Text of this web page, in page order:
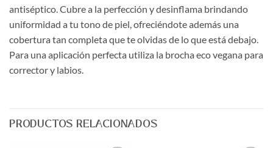
antiséptico. Cubre a la perfección y desinflama brindando
uniformidad a tu tono de piel, ofreciéndote además una
cobertura tan completa que te olvidas de lo que está debajo.
Para una aplicación perfecta utiliza la brocha eco vegana para
corrector y labios.
PRODUCTOS RELACIONADOS